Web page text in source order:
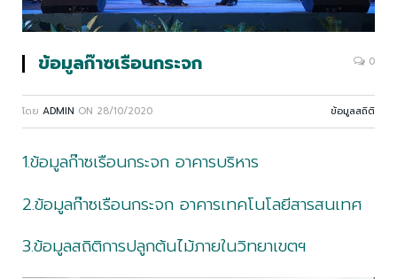
ข้อมูลก๊าซเรือนกระจก 0
โดย ADMIN ON 28/10/2020 ข้อมูลสถิติ
1.ข้อมูลก๊าซเรือนกระจก อาคารบริหาร
2.ข้อมูลก๊าซเรือนกระจก อาคารเทคโนโลยีสารสนเทศ
3.ข้อมูลสถิติการปลูกต้นไม้ภายในวิทยาเขตฯ